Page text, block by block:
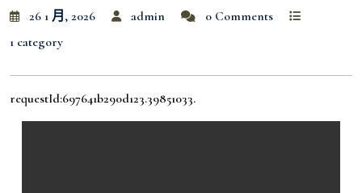
26 1 月, 2026 admin
0 Comments
1 category
requestId:697641b290d123.39851033.